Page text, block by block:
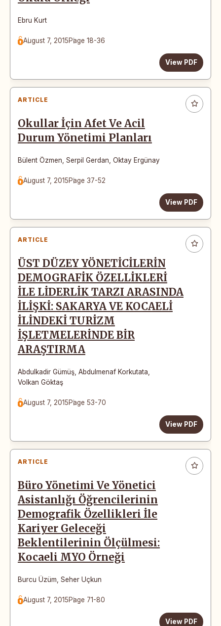
Ebru Kurt
August 7, 2015Page 18-36
View PDF
ARTICLE
Okullar İçin Afet Ve Acil
Durum Yönetimi Planları
Bülent Özmen Serpil Gerdan Oktay Ergünay
August 7, 2015Page 37-52
View PDF
ARTICLE
ÜST DÜZEY YÖNETİCİLERİN
DEMOGRAFİK ÖZELLİKLERİ
İLE LİDERLİK TARZI ARASINDA
İLİŞKİ: SAKARYA VE KOCAELİ
İLİNDEKİ TURİZM
İŞLETMELERİNDE BİR
ARAŞTIRMA
Abdulkadir Gümüş Abdulmenaf Korkutata
Volkan Göktaş
August 7, 2015Page 53-70
View PDF
ARTICLE
Büro Yönetimi Ve Yönetici
Asistanlığı Öğrencilerinin
Demografik Özellikleri İle
Kariyer Geleceği
Beklentilerinin Ölçülmesi:
Kocaeli MYO Örneği
Burcu Üzüm Seher Uçkun
August 7, 2015Page 71-80
View PDF